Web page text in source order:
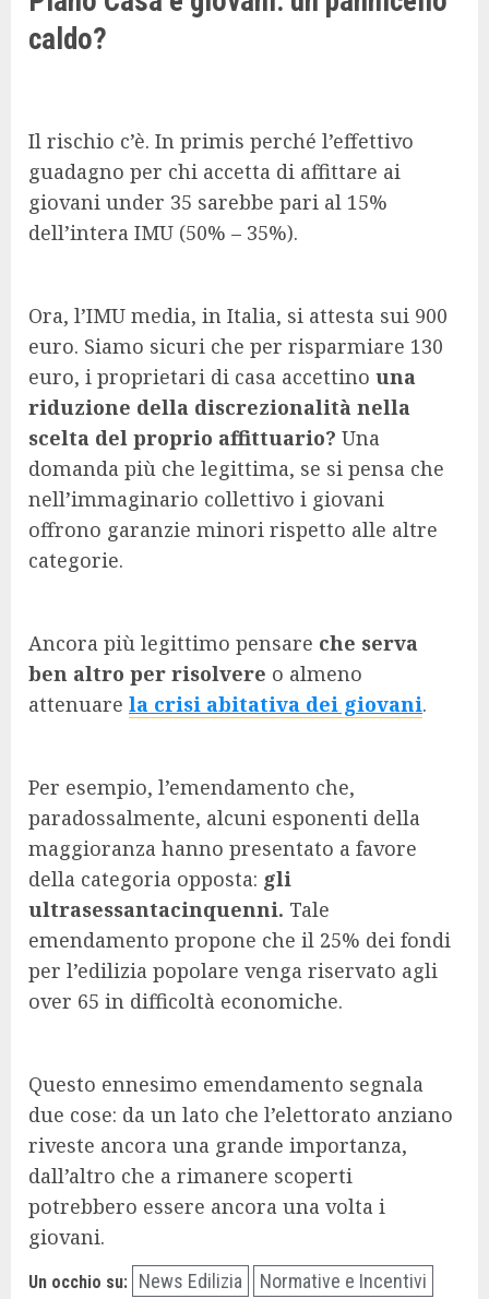
caldo?
Il rischio c’è. In primis perché l’effettivo
guadagno per chi accetta di affittare ai
giovani under 35 sarebbe pari al 15%
dell’intera IMU (50% – 35%).
Ora, l’IMU media, in Italia, si attesta sui 900
euro. Siamo sicuri che per risparmiare 130
euro, i proprietari di casa accettino una
riduzione della discrezionalità nella
scelta del proprio affittuario? Una
domanda più che legittima, se si pensa che
nell’immaginario collettivo i giovani
offrono garanzie minori rispetto alle altre
categorie.
Ancora più legittimo pensare che serva
ben altro per risolvere o almeno
attenuare la crisi abitativa dei giovani.
Per esempio, l’emendamento che,
paradossalmente, alcuni esponenti della
maggioranza hanno presentato a favore
della categoria opposta: gli
ultrasessantacinquenni. Tale
emendamento propone che il 25% dei fondi
per l’edilizia popolare venga riservato agli
over 65 in difficoltà economiche.
Questo ennesimo emendamento segnala
due cose: da un lato che l’elettorato anziano
riveste ancora una grande importanza,
dall’altro che a rimanere scoperti
potrebbero essere ancora una volta i
giovani.
Un occhio su: News Edilizia Normative e Incentivi